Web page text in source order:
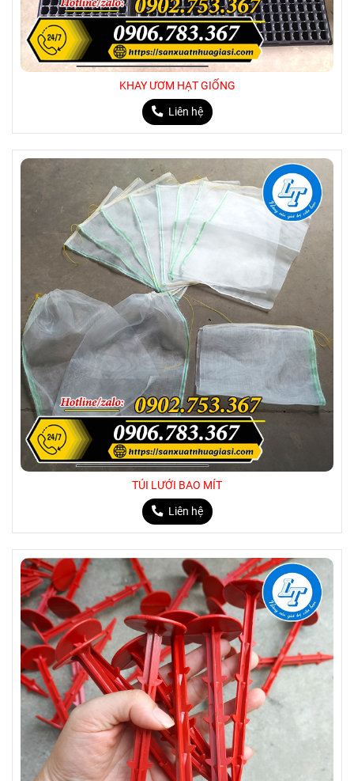
KHAY ƯƠM HẠT GIỐNG
Liên hệ
TÚI LƯỚI BAO MÍT
Liên hệ